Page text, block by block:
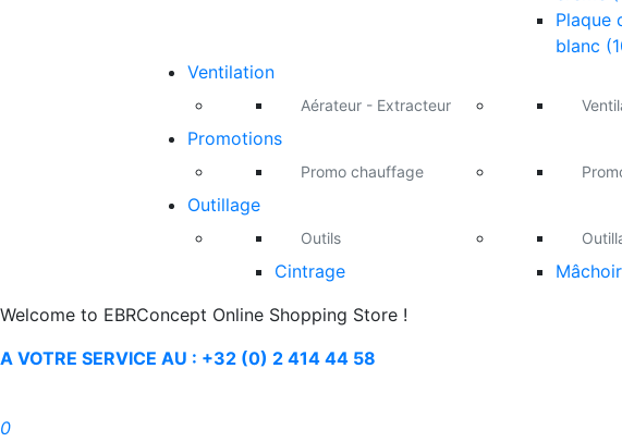
Plaque
blanc
Ventilation
Aérateur - Extracteur
Promotions
Promo chauffage
Outillage
Outils
Cintrage
Welcome to EBRConcept Online Shopping Store !
A VOTRE SERVICE AU : +32 (0) 2 414 44 58
0